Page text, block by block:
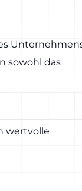
sowohl das
wertvolle